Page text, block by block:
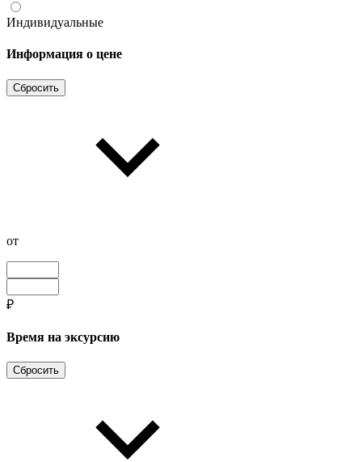
Индивидуальные
Информация о цене
Сбросить
от
₽
Время на эксурсию
Сбросить